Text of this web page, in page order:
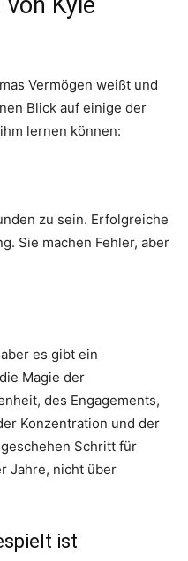
Vermögen weißt und
Blick auf einige der
lernen können:
zu sein. Erfolgreiche
Sie machen Fehler, aber
es gibt ein
Magie der
des Engagements,
Konzentration und der
Schritt für
Jahre, nicht über
ist